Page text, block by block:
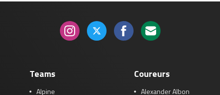
Teams
Alpine
Coureurs
Alexander Albon